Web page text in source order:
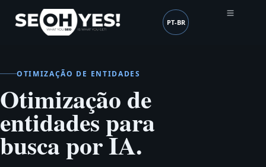
SEOH Idioma (mobile
PT-BR
OTIMIZAÇÃO DE ENTIDADES
Otimização de
entidades para
busca por IA.